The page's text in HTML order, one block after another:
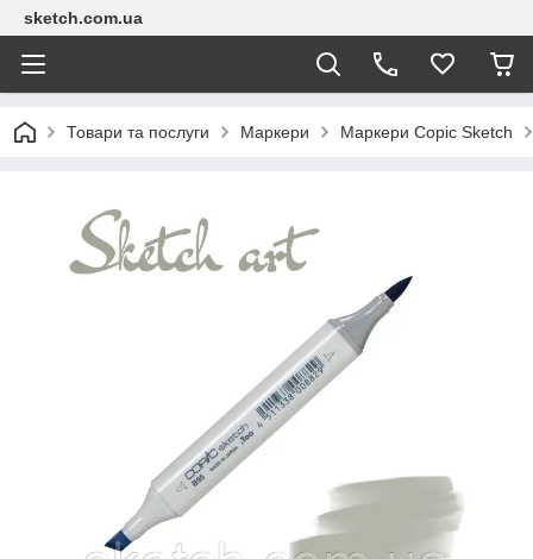
sketch.com.ua
Товари та послуги Маркери Маркери Copic Sketch